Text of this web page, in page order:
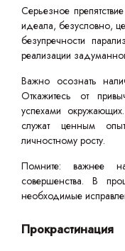
Серьезное
идеала, безусловно,
безупречности
реализации
Важно осознать
Откажитесь от
успехами
служат ценным
личностному росту.
Помните: важнее
совершенства. В
необходимые
Прокрастинация